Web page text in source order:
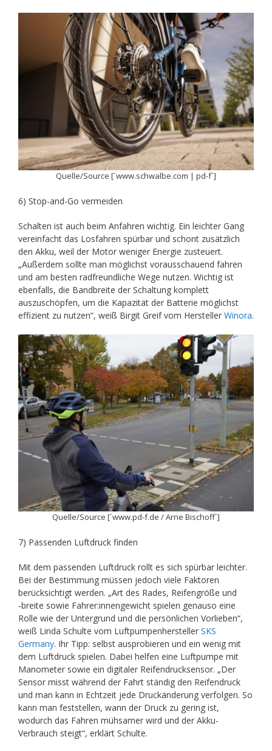
Quelle/Source [´www.schwalbe.com | pd-f´]
6) Stop-and-Go vermeiden
Schalten ist auch beim Anfahren wichtig. Ein leichter Gang
vereinfacht das Losfahren spürbar und schont zusätzlich
den Akku, weil der Motor weniger Energie zusteuert.
„Außerdem sollte man möglichst vorausschauend fahren
und am besten radfreundliche Wege nutzen. Wichtig ist
ebenfalls, die Bandbreite der Schaltung komplett
auszuschöpfen, um die Kapazität der Batterie möglichst
effizient zu nutzen“, weiß Birgit Greif vom Hersteller Winora.
Quelle/Source [´www.pd-f.de / Arne Bischoff´]
7) Passenden Luftdruck finden
Mit dem passenden Luftdruck rollt es sich spürbar leichter.
Bei der Bestimmung müssen jedoch viele Faktoren
berücksichtigt werden. „Art des Rades, Reifengröße und
‑breite sowie Fahrer:innengewicht spielen genauso eine
Rolle wie der Untergrund und die persönlichen Vorlieben“,
weiß Linda Schulte vom Luftpumpenhersteller SKS
Germany. Ihr Tipp: selbst ausprobieren und ein wenig mit
dem Luftdruck spielen. Dabei helfen eine Luftpumpe mit
Manometer sowie ein digitaler Reifendrucksensor. „Der
Sensor misst während der Fahrt ständig den Reifendruck
und man kann in Echtzeit jede Druckänderung verfolgen. So
kann man feststellen, wann der Druck zu gering ist,
wodurch das Fahren mühsamer wird und der Akku-
Verbrauch steigt“, erklärt Schulte.